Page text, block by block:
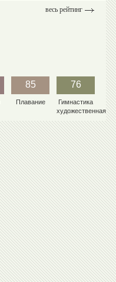
весь рейтинг
85
Плавание
76
Гимнастика
художественная